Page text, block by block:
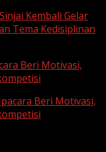
Kembali Gelar
Tema Kedisiplinan
Beri Motivasi,
Beri Motivasi,